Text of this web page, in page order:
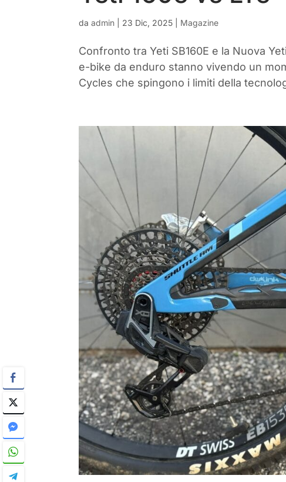
daadmin 23 Dic, 2025 Magazine
Confronto tra Yeti SB160E e la Nuova
e-bike da enduro stanno vivendo un
Cycles che spingono i limiti della